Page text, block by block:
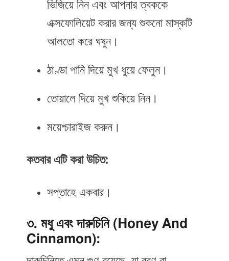
ভিজিয়ে নিন এবং আপনার ত্বককে
এক্সফোলিয়েট করার জন্য শুকনো মাস্কটি
আলতো করে ঘষুন।
ঠাণ্ডা পানি দিয়ে মুখ ধুয়ে ফেলুন।
তোয়ালে দিয়ে মুখ শুকিয়ে নিন।
ময়েশ্চারাইজ করুন।
কতবার এটি করা উচিত:
সপ্তাহে একবার।
৩. মধু এবং দারুচিনি (Honey And
Cinnamon):